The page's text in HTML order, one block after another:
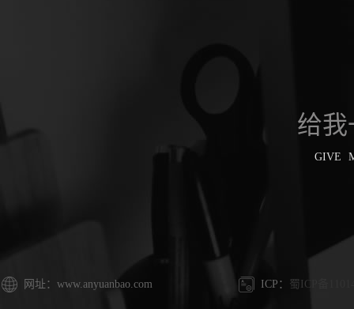
给
GIVE
网址：www.anyuanbao.com ICP： 蜀ICP备